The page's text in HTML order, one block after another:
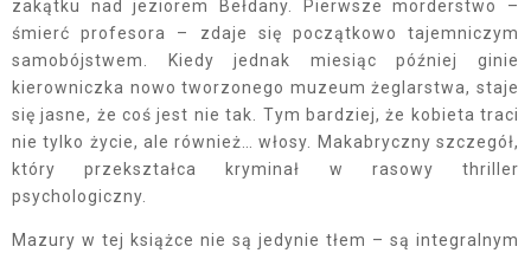
zakątku nad jeziorem Bełdany. Pierwsze morderstwo –
śmierć profesora – zdaje się początkowo tajemniczym
samobójstwem. Kiedy jednak miesiąc później ginie
kierowniczka nowo tworzonego muzeum żeglarstwa, staje
się jasne, że coś jest nie tak. Tym bardziej, że kobieta traci
nie tylko życie, ale również… włosy. Makabryczny szczegół,
który przekształca kryminał w rasowy thriller
psychologiczny.
Mazury w tej książce nie są jedynie tłem – są integralnym